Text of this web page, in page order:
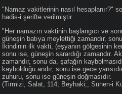
"Namaz vakitlerinin nasıl hesaplanır?"
hadis-i şerifte verilmiştir.
"Her namazın vaktinin başlangıcı ve
güneşin batıya meylettiği zamandır,
İkindinin ilk vakti, (eşyanın gölgesinin
sonu ise, güneşin sarardığı zamandır.
zamandır, sonu da, şafağın
kaybolduğu andır, sonu ise gece
zuhuru, sonu ise güneşin doğmasıdır.
(Tirmizi, Salat, 114; Beyhaki;, Sünen-i